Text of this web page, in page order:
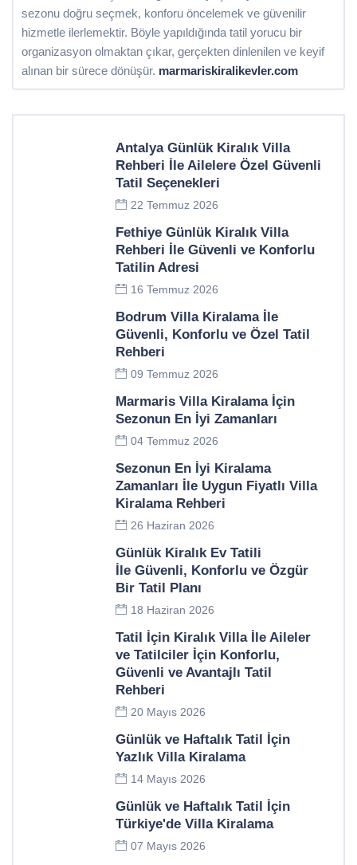
sezonu doğru seçmek, konforu öncelemek ve güvenilir
hizmetle ilerlemektir. Böyle yapıldığında tatil yorucu bir
organizasyon olmaktan çıkar, gerçekten dinlenilen ve keyif
alınan bir sürece dönüşür. marmariskiralikevler.com
Antalya Günlük Kiralık Villa
Rehberi İle Ailelere Özel Güvenli
Tatil Seçenekleri
22 Temmuz 2026
Fethiye Günlük Kiralık Villa
Rehberi İle Güvenli ve Konforlu
Tatilin Adresi
16 Temmuz 2026
Bodrum Villa Kiralama İle
Güvenli, Konforlu ve Özel Tatil
Rehberi
09 Temmuz 2026
Marmaris Villa Kiralama İçin
Sezonun En İyi Zamanları
04 Temmuz 2026
Sezonun En İyi Kiralama
Zamanları İle Uygun Fiyatlı Villa
Kiralama Rehberi
26 Haziran 2026
Günlük Kiralık Ev Tatili
İle Güvenli, Konforlu ve Özgür
Bir Tatil Planı
18 Haziran 2026
Tatil İçin Kiralık Villa İle Aileler
ve Tatilciler İçin Konforlu,
Güvenli ve Avantajlı Tatil
Rehberi
20 Mayıs 2026
Günlük ve Haftalık Tatil İçin
Yazlık Villa Kiralama
14 Mayıs 2026
Günlük ve Haftalık Tatil İçin
Türkiye'de Villa Kiralama
07 Mayıs 2026